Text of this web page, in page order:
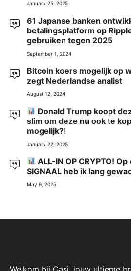
January 25, 2025
61 Japanse banken
betalingsplatform op
gebruiken tegen 2025
September 1, 2024
Bitcoin koers mogelijk op
zegt Nederlandse analist
August 12, 2024
Donald Trump koopt
slim om deze nu ook te
mogelijk?!
January 22, 2025
ALL-IN OP CRYPTO! Op
SIGNAAL heb ik lang
May 9, 2025
Welkom bij Casj, jouw ultieme